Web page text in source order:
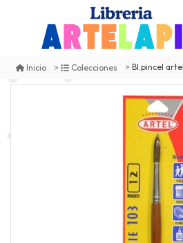
Inicio Colecciones Bl.pincel